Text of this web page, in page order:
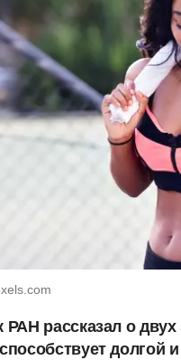
РАН рассказал о
долгой